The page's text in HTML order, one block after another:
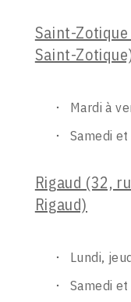
Saint-
Saint-
Mardi à
Samedi
Rigaud (32,
Rigaud)
Lundi,
Samedi